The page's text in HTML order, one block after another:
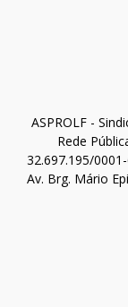
ASPROLF -
Rede
32.697.195/
Av. Brg. Mário